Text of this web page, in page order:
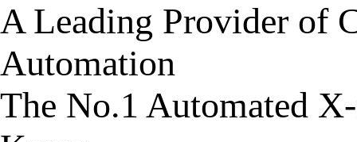
A Leading Provider of
Automation
The No.1 Automated